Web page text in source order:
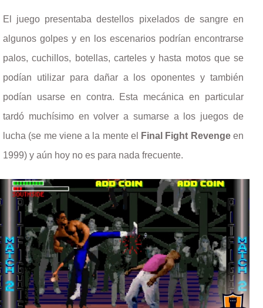
El juego presentaba destellos pixelados de sangre en
algunos golpes y en los escenarios podrían encontrarse
palos, cuchillos, botellas, carteles y hasta motos que se
podían utilizar para dañar a los oponentes y también
podían usarse en contra. Esta mecánica en particular
tardó muchísimo en volver a sumarse a los juegos de
lucha (se me viene a la mente el
Final Fight Revengeen
1999) y aún hoy no es para nada frecuente.